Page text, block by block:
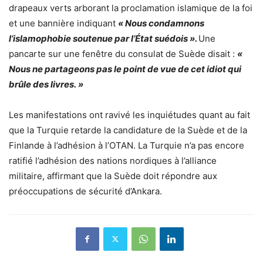
drapeaux verts arborant la proclamation islamique de la foi
et une bannière indiquant « Nous condamnons
l’islamophobie soutenue par l’État suédois ». Une
pancarte sur une fenêtre du consulat de Suède disait : «
Nous ne partageons pas le point de vue de cet idiot qui
brûle des livres. »
Les manifestations ont ravivé les inquiétudes quant au fait
que la Turquie retarde la candidature de la Suède et de la
Finlande à l’adhésion à l’OTAN. La Turquie n’a pas encore
ratifié l’adhésion des nations nordiques à l’alliance
militaire, affirmant que la Suède doit répondre aux
préoccupations de sécurité d’Ankara.